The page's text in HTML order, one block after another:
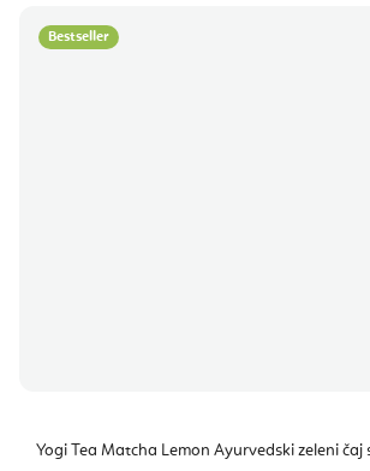
Bestseller
Yogi Tea Matcha Lemon Ayurvedski zeleni čaj